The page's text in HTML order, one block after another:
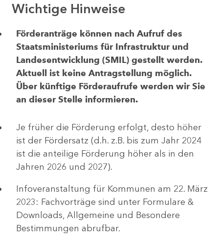
Wichtige Hinweise
Förderanträge können nach Aufruf des
Staatsministeriums für Infrastruktur und
Landesentwicklung (SMIL) gestellt werden.
Aktuell ist keine Antragstellung möglich.
Über künftige Förderaufrufe werden wir Sie
an dieser Stelle informieren.
Je früher die Förderung erfolgt, desto höher
ist der Fördersatz (d.h. z.B. bis zum Jahr 2024
ist die anteilige Förderung höher als in den
Jahren 2026 und 2027).
Infoveranstaltung für Kommunen am 22. März
2023: Fachvorträge sind unter Formulare &
Downloads, Allgemeine und Besondere
Bestimmungen abrufbar.